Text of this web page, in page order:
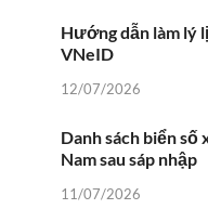
Hướng dẫn làm lý
VNeID
12/07/2026
Danh sách biển số
Nam sau sáp nhập
11/07/2026